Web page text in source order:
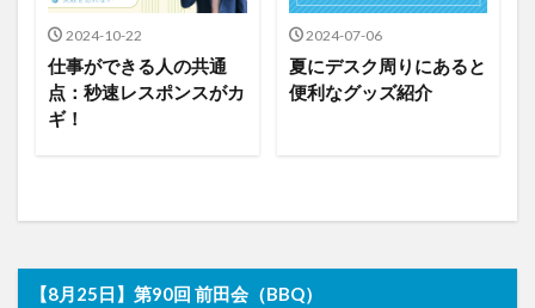
2024-10-22
仕事ができる人の共通
点：秒速レスポンスがカ
ギ！
2024-07-06
夏にデスク周りにあると
便利なグッズ紹介
【8月25日】第90回 前田会（BBQ）